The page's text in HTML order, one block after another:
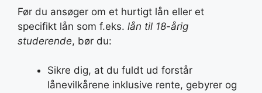
Før du ansøger om et hurtigt lån eller et
specifikt lån som f.eks. lån til 18-årig
studerende, bør du:
Sikre dig, at du fuldt ud forstår
lånevilkårene inklusive rente, gebyrer og